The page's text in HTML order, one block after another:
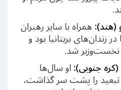
(هند):همراه با سایر رهبران
زندان‌های بریتانیا بود و
شد.
جنوبی):او سال‌ها
تبعید را پشت سر گذاشت،